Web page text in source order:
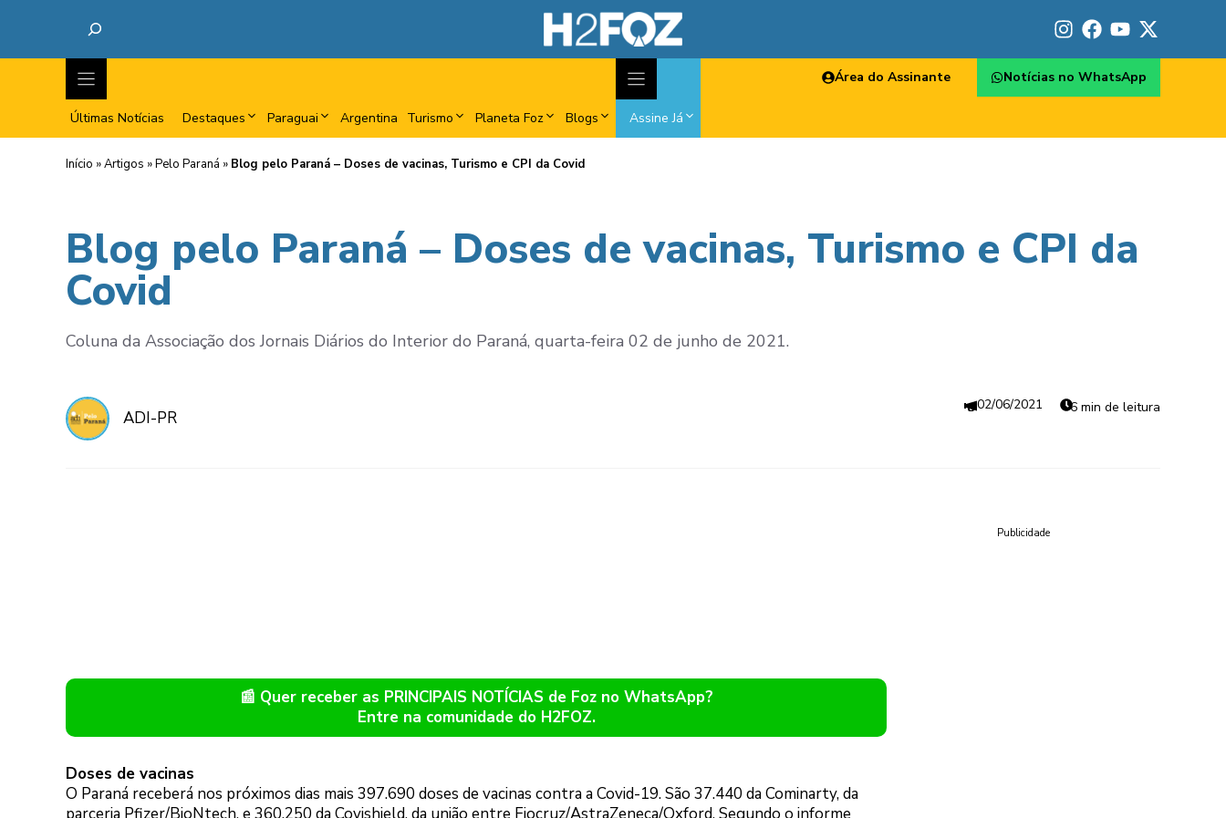
Últimas Notícias Destaques Paraguai Argentina Turismo Planeta Foz Blogs Assine Já
Área do Assinante Notícias no WhatsApp
Início »Artigos »Pelo Paraná » Blog pelo Paraná – Doses de vacinas, Turismo e CPI da Covid
Blog pelo Paraná – Doses de vacinas, Turismo e CPI da
Covid
Coluna da Associação dos Jornais Diários do Interior do Paraná, quarta-feira 02 de junho de 2021.
ADI-PR
02/06/2021 6 min de leitura
📰 Quer receber as PRINCIPAIS NOTÍCIAS de Foz no WhatsApp?
Entre na comunidade do H2FOZ.
Doses de vacinas
O Paraná receberá nos próximos dias mais 397.690 doses de vacinas contra a Covid-19. São 37.440 da Cominarty, da
Publicidade